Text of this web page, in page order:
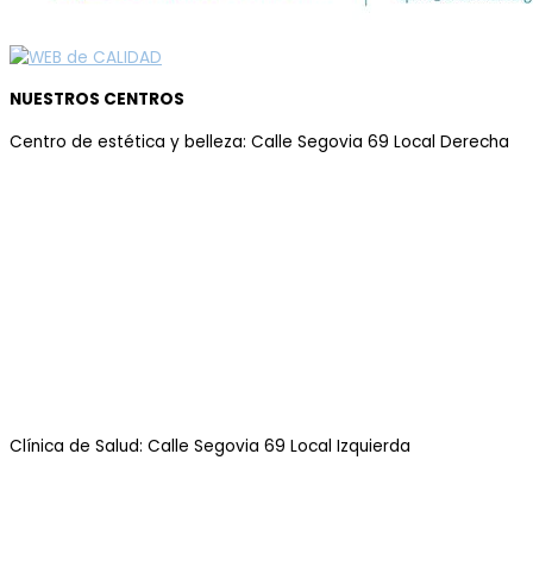
NUESTROS CENTROS
Centro de estética y belleza: Calle Segovia 69 Local Derecha
Clínica de Salud: Calle Segovia 69 Local Izquierda